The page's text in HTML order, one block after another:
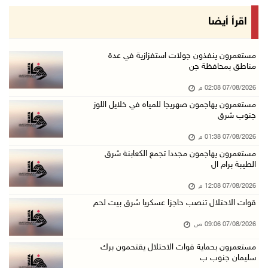
محافظة القدس: انسحاب قوات الاحتلال من مخيم قل ...
الطقس: أجواء صافية صيفية والحرارة حول معدلها ...
تواصل انتهاكات الاحتلال والمستعمرين: اعتقالات ...
قوات الاحتلال تقتحم يعبد جنوب غرب جنين
06/آب/2026 10:49 م
48 إصابة منذ بدء عدوان الاحتلال على مخيم قلند ...
06/آب/2026 10:45 م
الاحتلال يعتقل شابين من المغير
06/آب/2026 10:27 م
اقرأ أيضا
مستعمرون ينفذون جولات استفزازية في عدة
مناطق بمحافظة جن
07/08/2026 02:08 م
مستعمرون يهاجمون صهريجا للمياه في خلايل اللوز
جنوب شرق
07/08/2026 01:38 م
مستعمرون يهاجمون مجددا تجمع الكعابنة شرق
الطيبة برام ال
07/08/2026 12:08 م
قوات الاحتلال تنصب حاجزا عسكريا شرق بيت لحم
07/08/2026 09:06 ص
مستعمرون بحماية قوات الاحتلال يقتحمون برك
سليمان جنوب ب